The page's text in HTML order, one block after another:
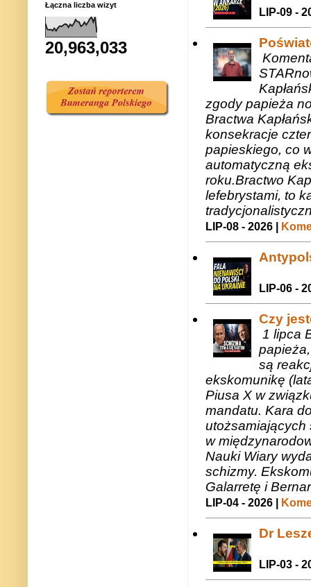
LIP-09 -
zgody papieża
Bractwa
konsekracje
papieskiego, co
automatyczną
roku.Bractwo
lefebrystami, to
LIP-08 - 2026 |
LIP-06 -
Czy
1 lipca
są
ekskomunikę
Piusa X w
mandatu. Kara
utożsamiających
w
Nauki Wiary
schizmy.
Galarretę i
LIP-04 - 2026 |
Dr
LIP-03 -
Łączna liczba wizyt
20,963,033